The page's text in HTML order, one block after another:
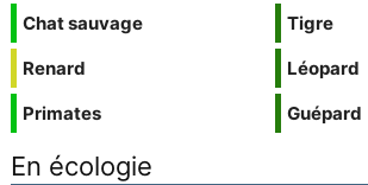
Chat sauvage
Renard
Primates
Tigre
Léopard
Guépard
En écologie